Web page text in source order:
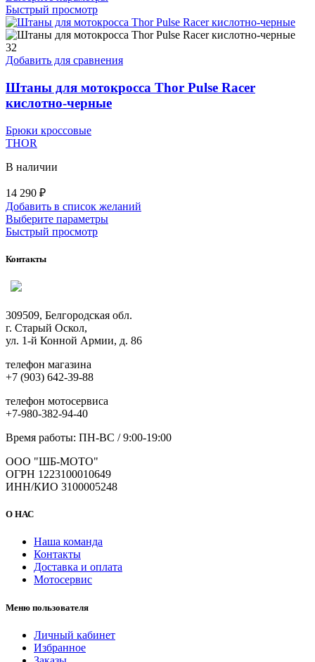
имеет
несколько
Опции
выбрать
на
странице
Быстрый просмотр
32
Добавить для сравнения
Штаны для мотокросса Thor Pulse Racer
кислотно-черные
Брюки кроссовые
THOR
В наличии
14 290 ₽
Добавить в список желаний
Выберите параметрыЭтот
на
товара.
Быстрый просмотр
Контакты
309509, Белгородская обл.
г. Старый Оскол,
ул. 1-й Конной Армии, д. 86
телефон магазина
+7 (903) 642-39-88
телефон мотосервиса
+7-980-382-94-40
Время работы: ПН-ВС / 9:00-19:00
ООО "ШБ-МОТО"
ОГРН 1223100010649
ИНН/КИО 3100005248
О НАС
Наша команда
Контакты
Доставка и оплата
Мотосервис
Меню пользователя
Личный кабинет
Избранное